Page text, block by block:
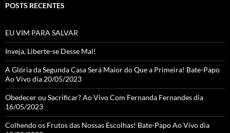
POSTS RECENTES
EU VIM PARA SALVAR
Inveja, Liberte-se Desse Mal!
A Glória da Segunda Casa Será Maior do Que a Primeira! Bate-Papo
Ao Vivo dia 20/05/2023
Obedecer ou Sacrificar? Ao Vivo Com Fernanda Fernandes dia
16/05/2023
Colhendo os Frutos das Nossas Escolhas! Bate-Papo Ao Vivo dia